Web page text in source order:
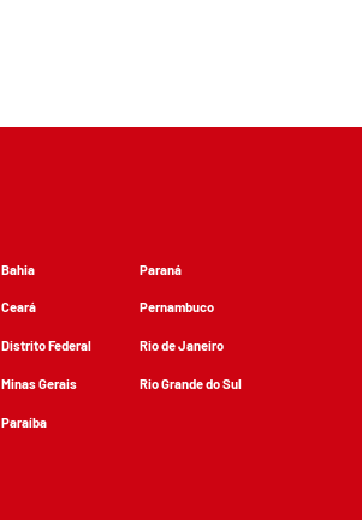
Bahia
Ceará
Distrito Federal
Minas Gerais
Paraíba
Paraná
Pernambuco
Rio de Janeiro
Rio Grande do Sul